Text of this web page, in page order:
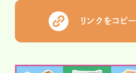
リンクをコピー